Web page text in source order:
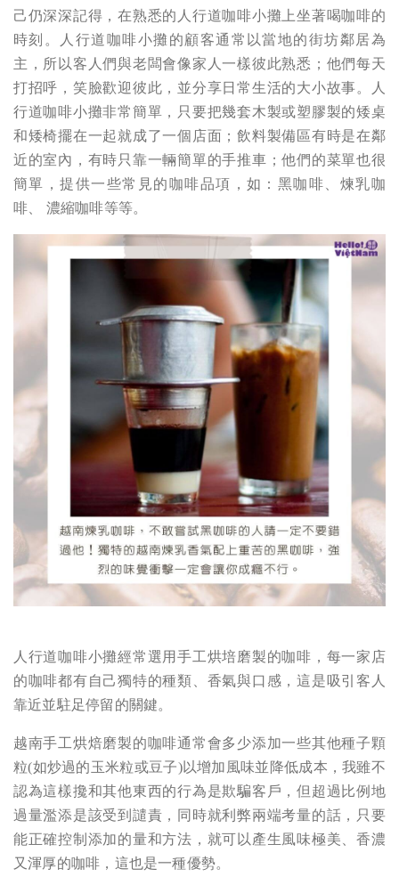
己仍深深記得，在熟悉的人行道咖啡小攤上坐著喝咖啡的
時刻。人行道咖啡小攤的顧客通常以當地的街坊鄰居為
主，所以客人們與老闆會像家人一樣彼此熟悉；他們每天
打招呼，笑臉歡迎彼此，並分享日常生活的大小故事。人
行道咖啡小攤非常簡單，只要把幾套木製或塑膠製的矮桌
和矮椅擺在一起就成了一個店面；飲料製備區有時是在鄰
近的室內，有時只靠一輛簡單的手推車；他們的菜單也很
簡單，提供一些常見的咖啡品項，如：黑咖啡、煉乳咖
啡、 濃縮咖啡等等。
人行道咖啡小攤經常選用手工烘培磨製的咖啡，每一家店
的咖啡都有自己獨特的種類、香氣與口感，這是吸引客人
靠近並駐足停留的關鍵。
越南手工烘焙磨製的咖啡通常會多少添加一些其他種子顆
粒(如炒過的玉米粒或豆子)以增加風味並降低成本，我雖不
認為這樣攙和其他東西的行為是欺騙客戶，但超過比例地
過量濫添是該受到譴責，同時就利弊兩端考量的話，只要
能正確控制添加的量和方法，就可以產生風味極美、香濃
又渾厚的咖啡，這也是一種優勢。